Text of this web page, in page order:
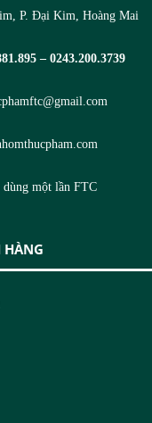
P. Đại Kim, Hoàng Mai
– 0243.200.3739
dùng một lần FTC
HÀNG